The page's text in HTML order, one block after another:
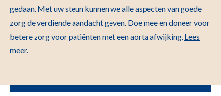
gedaan. Met uw steun kunnen we alle aspecten van goede
zorg de verdiende aandacht geven. Doe mee en doneer voor
betere zorg voor patiënten met een aorta afwijking. Lees
meer.